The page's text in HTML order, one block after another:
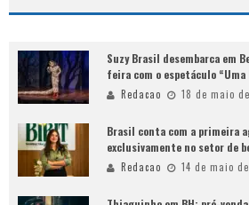
Suzy Brasil desembarca em
feira com o espetáculo
Redacao 18 de maio
Brasil conta com a primeira
exclusivamente no setor de
Redacao 14 de maio